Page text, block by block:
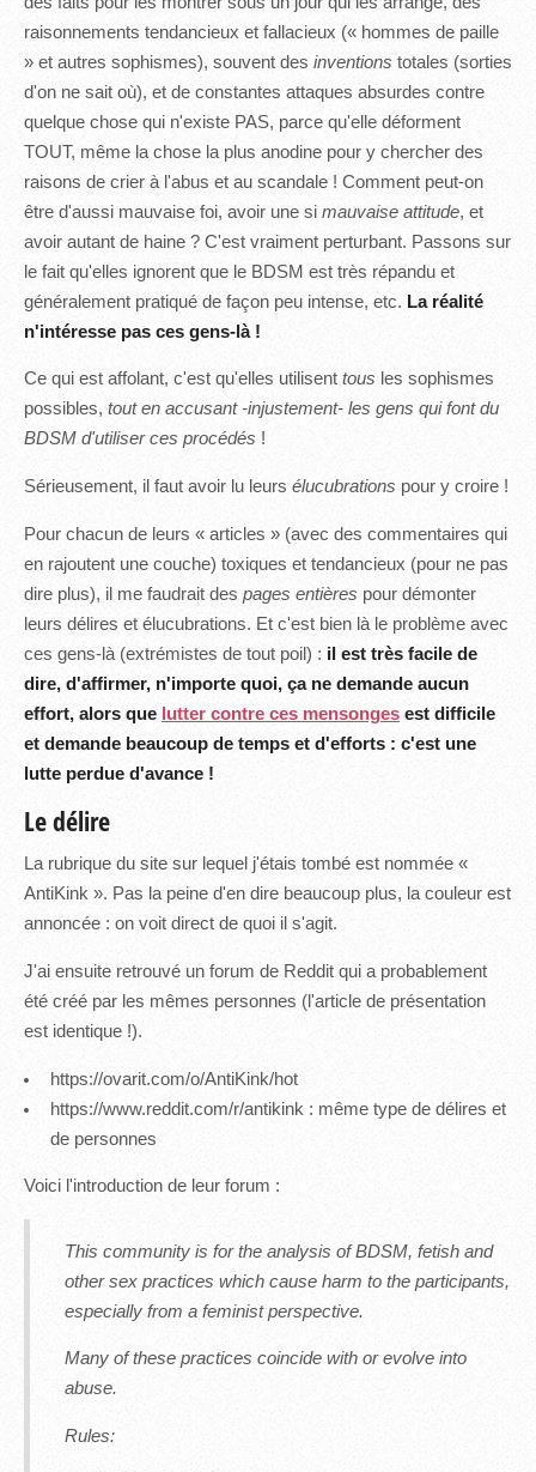
raisonnements tendancieux et fallacieux (« hommes de paille
» et autres sophismes), souvent des inventions totales (sorties
d'on ne sait où), et de constantes attaques absurdes contre
quelque chose qui n'existe PAS, parce qu'elle déforment
TOUT, même la chose la plus anodine pour y chercher des
raisons de crier à l'abus et au scandale ! Comment peut-on
être d'aussi mauvaise foi, avoir une si mauvaise attitude, et
avoir autant de haine ? C'est vraiment perturbant. Passons sur
le fait qu'elles ignorent que le BDSM est très répandu et
généralement pratiqué de façon peu intense, etc. La réalité
n'intéresse pas ces gens-là !
Ce qui est affolant, c'est qu'elles utilisent tous les sophismes
possibles, tout en accusant -injustement- les gens qui font du
BDSM d'utiliser ces procédés !
Sérieusement, il faut avoir lu leurs élucubrations pour y croire !
Pour chacun de leurs « articles » (avec des commentaires qui
en rajoutent une couche) toxiques et tendancieux (pour ne pas
dire plus), il me faudrait des pages entières pour démonter
leurs délires et élucubrations. Et c'est bien là le problème avec
ces gens-là (extrémistes de tout poil) : il est très facile de
dire, d'affirmer, n'importe quoi, ça ne demande aucun
effort, alors que lutter contre ces mensonges est difficile
et demande beaucoup de temps et d'efforts : c'est une
lutte perdue d'avance !
Le délire
La rubrique du site sur lequel j'étais tombé est nommée «
AntiKink ». Pas la peine d'en dire beaucoup plus, la couleur est
annoncée : on voit direct de quoi il s'agit.
J'ai ensuite retrouvé un forum de Reddit qui a probablement
été créé par les mêmes personnes (l'article de présentation
est identique !).
https://ovarit.com/o/AntiKink/hot
https://www.reddit.com/r/antikink : même type de délires et
de personnes
Voici l'introduction de leur forum :
This community is for the analysis of BDSM, fetish and
other sex practices which cause harm to the participants,
especially from a feminist perspective.
Many of these practices coincide with or evolve into
abuse.
Rules: